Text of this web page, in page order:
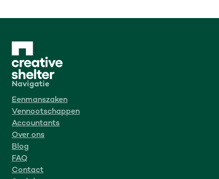
Navigatie
Eenmanszaken
Vennootschappen
Accountants
Over ons
Blog
FAQ
Contact